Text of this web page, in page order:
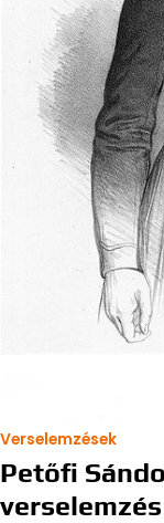
Verselemzések
Petőfi
verselemzés